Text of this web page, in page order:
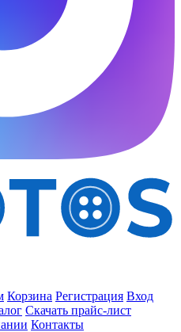
Корзина Регистрация Вход
Скачать прайс-лист
Контакты